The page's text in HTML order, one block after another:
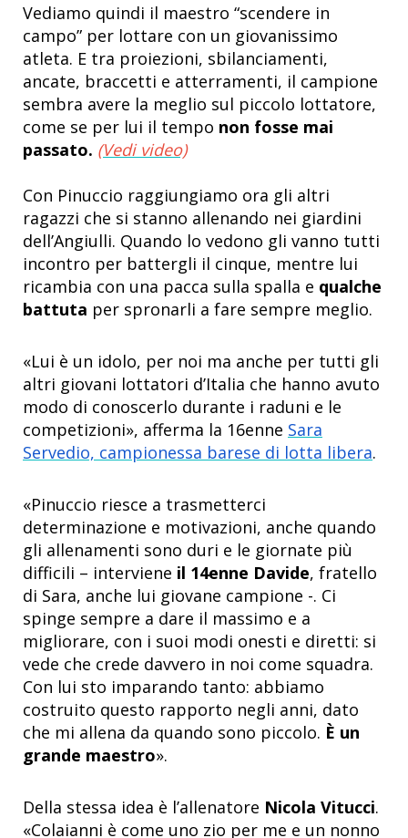
Vediamo quindi il maestro “scendere in
campo” per lottare con un giovanissimo
atleta. E tra proiezioni, sbilanciamenti,
ancate, braccetti e atterramenti, il campione
sembra avere la meglio sul piccolo lottatore,
come se per lui il tempo non fosse mai
passato. (Vedi video)
Con Pinuccio raggiungiamo ora gli altri
ragazzi che si stanno allenando nei giardini
dell’Angiulli. Quando lo vedono gli vanno tutti
incontro per battergli il cinque, mentre lui
ricambia con una pacca sulla spalla e qualche
battuta per spronarli a fare sempre meglio.
«Lui è un idolo, per noi ma anche per tutti gli
altri giovani lottatori d’Italia che hanno avuto
modo di conoscerlo durante i raduni e le
competizioni», afferma la 16enne Sara
Servedio, campionessa barese di lotta libera.
«Pinuccio riesce a trasmetterci
determinazione e motivazioni, anche quando
gli allenamenti sono duri e le giornate più
difficili – interviene il 14enne Davide, fratello
di Sara, anche lui giovane campione -. Ci
spinge sempre a dare il massimo e a
migliorare, con i suoi modi onesti e diretti: si
vede che crede davvero in noi come squadra.
Con lui sto imparando tanto: abbiamo
costruito questo rapporto negli anni, dato
che mi allena da quando sono piccolo. È un
grande maestro».
Della stessa idea è l’allenatore Nicola Vitucci.
«Colaianni è come uno zio per me e un nonno